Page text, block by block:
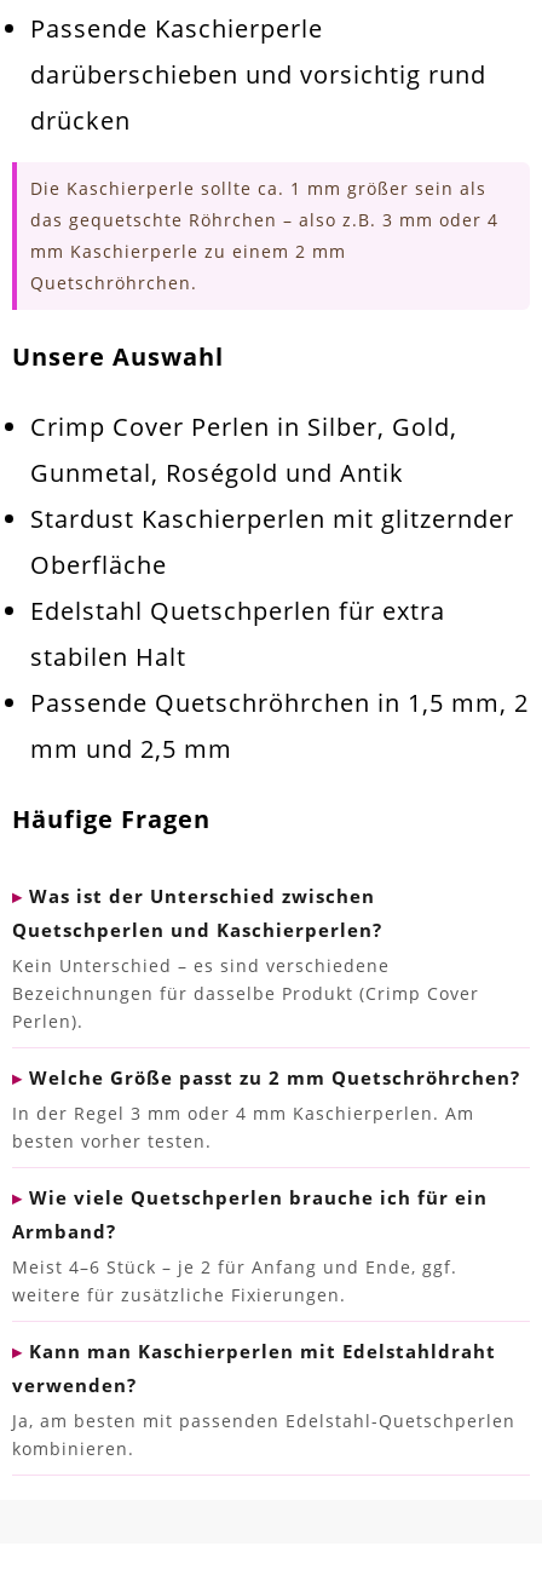
Passende Kaschierperle
darüberschieben und vorsichtig rund
drücken
Die Kaschierperle sollte ca. 1 mm größer sein als
das gequetschte Röhrchen – also z.B. 3 mm oder 4
mm Kaschierperle zu einem 2 mm
Quetschröhrchen.
Unsere Auswahl
Crimp Cover Perlen in Silber, Gold,
Gunmetal, Roségold und Antik
Stardust Kaschierperlen mit glitzernder
Oberfläche
Edelstahl Quetschperlen für extra
stabilen Halt
Passende Quetschröhrchen in 1,5 mm, 2
mm und 2,5 mm
Häufige Fragen
Was ist der Unterschied zwischen
Quetschperlen und Kaschierperlen?
Kein Unterschied – es sind verschiedene
Bezeichnungen für dasselbe Produkt (Crimp Cover
Perlen).
Welche Größe passt zu 2 mm Quetschröhrchen?
In der Regel 3 mm oder 4 mm Kaschierperlen. Am
besten vorher testen.
Wie viele Quetschperlen brauche ich für ein
Armband?
Meist 4–6 Stück – je 2 für Anfang und Ende, ggf.
weitere für zusätzliche Fixierungen.
Kann man Kaschierperlen mit Edelstahldraht
verwenden?
Ja, am besten mit passenden Edelstahl-Quetschperlen
kombinieren.